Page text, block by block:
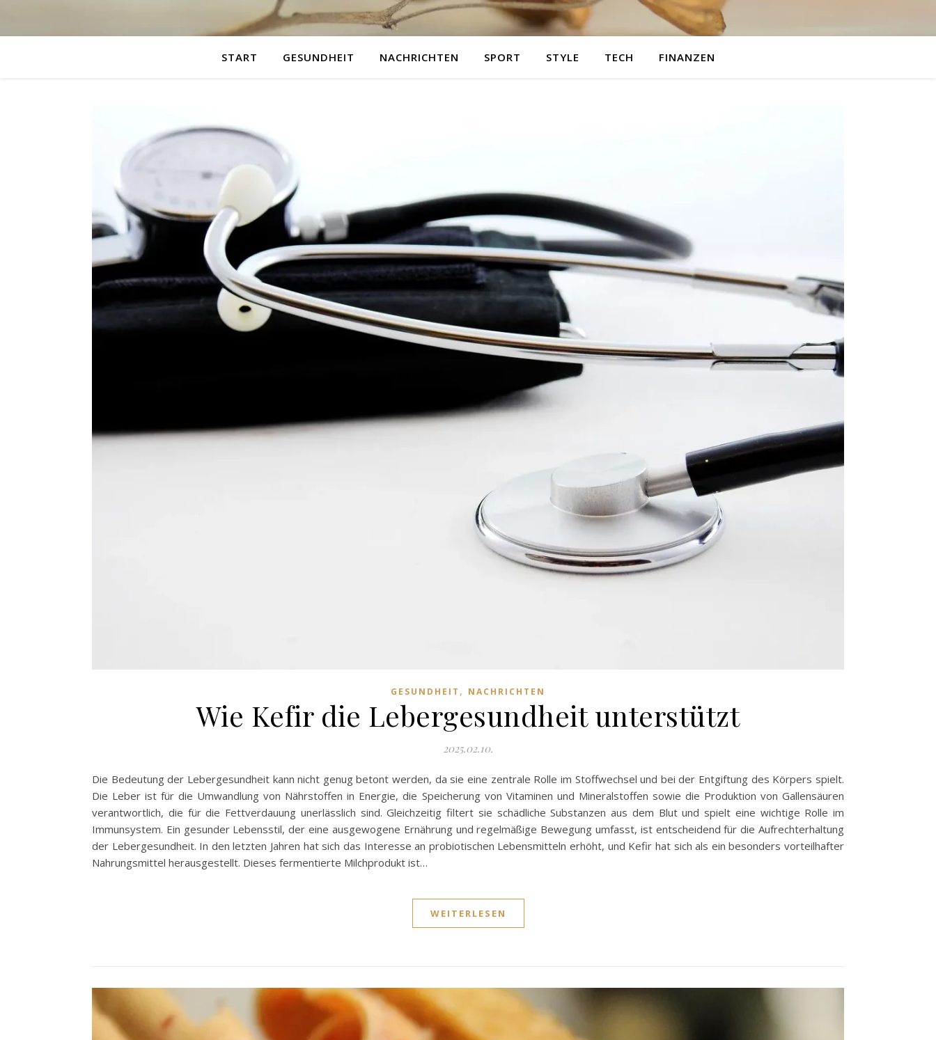
START GESUNDHEIT NACHRICHTEN SPORT STYLE TECH FINANZEN
GESUNDHEIT , NACHRICHTEN
Wie Kefir die Lebergesundheit unterstützt
2025.02.10.
Die Bedeutung der Lebergesundheit kann nicht genug betont werden, da sie eine zentrale Rolle im Stoffwechsel und bei der Entgiftung des Körpers spielt.
Die Leber ist für die Umwandlung von Nährstoffen in Energie, die Speicherung von Vitaminen und Mineralstoffen sowie die Produktion von Gallensäuren
verantwortlich, die für die Fettverdauung unerlässlich sind. Gleichzeitig filtert sie schädliche Substanzen aus dem Blut und spielt eine wichtige Rolle im
Immunsystem. Ein gesunder Lebensstil, der eine ausgewogene Ernährung und regelmäßige Bewegung umfasst, ist entscheidend für die Aufrechterhaltung
der Lebergesundheit. In den letzten Jahren hat sich das Interesse an probiotischen Lebensmitteln erhöht, und Kefir hat sich als ein besonders vorteilhafter
Nahrungsmittel herausgestellt. Dieses fermentierte Milchprodukt ist…
WEITERLESEN